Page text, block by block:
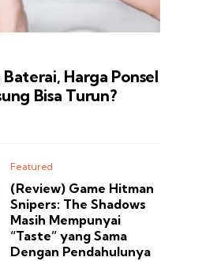
Harga Ponsel
Bisa Turun?
Featured
(Review) Game Hitman
Snipers: The Shadows
Masih Mempunyai
“Taste” yang Sama
Dengan Pendahulunya